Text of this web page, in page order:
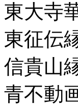
東大寺
東征伝
信貴山
青不動